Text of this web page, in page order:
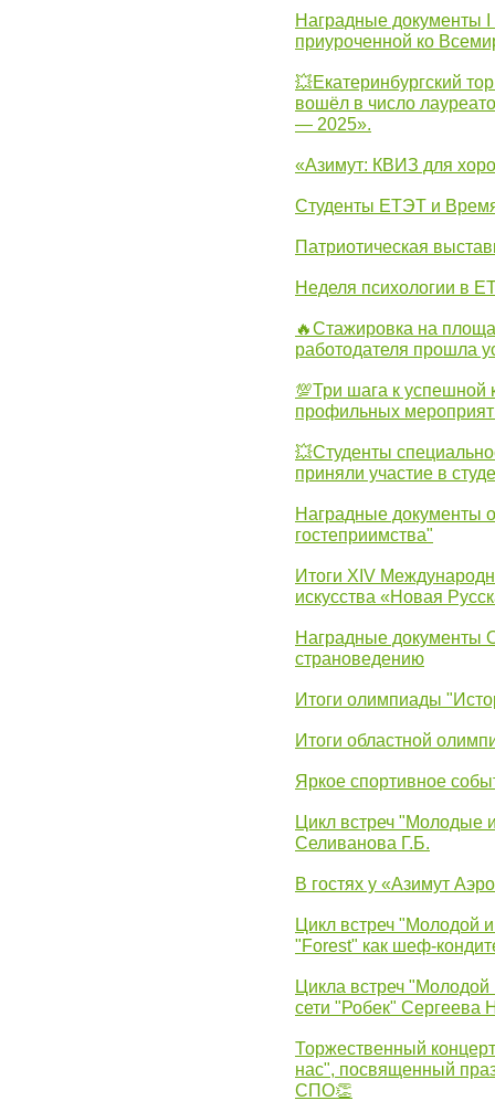
Наградные документы
приуроченной ко
💥Екатеринбургский
вошёл в число
— 2025».
«Азимут: КВИЗ для
Студенты ЕТЭТ и
Патриотическая
Неделя психологии в
🔥Стажировка на
работодателя прошла
💯Три шага к успешной
профильных
💥Студенты
приняли участие в
Наградные документы
гостеприимства"
Итоги XIV
искусства «Новая
Наградные документы
страноведению
Итоги олимпиады
Итоги областной
Яркое спортивное
Цикл встреч "Молодые
Селиванова Г.Б.
В гостях у «Азимут
Цикл встреч "Молодой
"Forest" как шеф-
Цикла встреч
сети "Робек" Сергеева
Торжественный
нас", посвященный
СПО👏